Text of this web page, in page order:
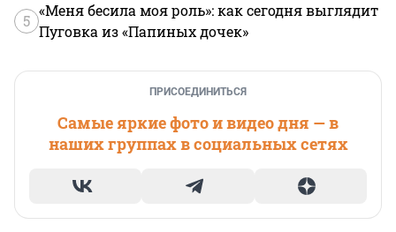
5
«Меня бесила моя роль»: как сегодня выглядит
Пуговка из «Папиных дочек»
ПРИСОЕДИНИТЬСЯ
Самые яркие фото и видео дня — в
наших группах в социальных сетях